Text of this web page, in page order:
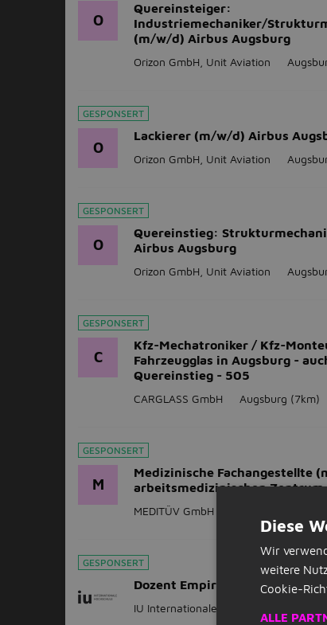
O
Quereinsteiger:
Industriemechaniker/
(m/w/d) Airbus Augsburg
Orizon GmbH, Unit Aviation
GESPONSERT
O
Lackierer (m/w/d) Airbus
Orizon GmbH, Unit Aviation
GESPONSERT
O
Quereinstieg:
Airbus Augsburg
Orizon GmbH, Unit Aviation
GESPONSERT
C
Kfz-Mechatroniker / Kfz-
Fahrzeugglas in Augsburg -
Quereinstieg - 505
CARGLASS GmbH Augsburg (7km)
GESPONSERT
M
Medizinische Fachangestellte
arbeitsmedizinischen Zentrum
MEDITÜV GmbH & Co. KG
GESPONSERT
Dozent Empirische
IU Internationale Hochschule
Diese
Wir
weitere
Cookie-
ALLE